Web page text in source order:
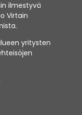
ilmestyvä
Virtain
yritysten